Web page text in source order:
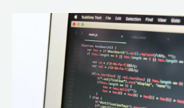
revolucionando
desenvolvimento